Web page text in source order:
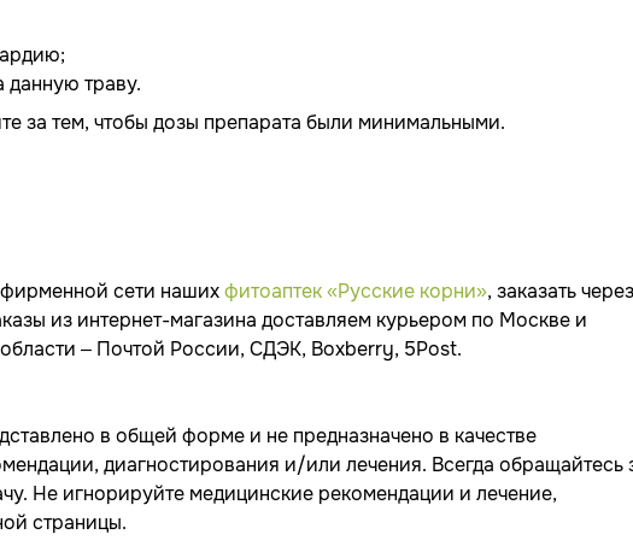
данную траву.
за тем, чтобы дозы препарата были минимальными.
сети нашихфитоаптек «Русские корни», заказать через
из интернет-магазина доставляем курьером по Москве и
– Почтой России, СДЭК, Boxberry, 5Post.
в общей форме и не предназначено в качестве
диагностирования и/или лечения. Всегда обращайтесь
Не игнорируйте медицинские рекомендации и лечение,
страницы.